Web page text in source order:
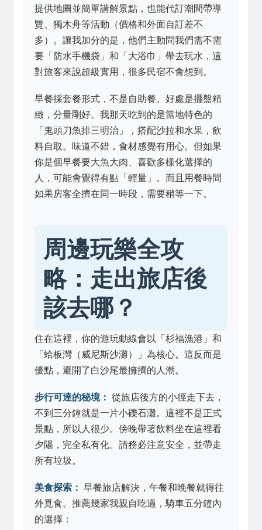
提供地圖並簡單講解景點，也能代訂潮間帶導
覽、獨木舟等活動（價格和外面自訂差不
多）。讓我加分的是，他們主動問我們需不需
要「防水手機袋」和「大浴巾」帶去玩水，這
對旅客來說超級實用，很多民宿不會想到。
早餐採套餐形式，不是自助餐。好處是擺盤精
緻，分量剛好。我那天吃到的是當地特色的
「鬼頭刀魚排三明治」，搭配沙拉和水果，飲
料自取。味道不錯，食材感覺有用心。但如果
你是個早餐要大魚大肉、喜歡多樣化選擇的
人，可能會覺得有點「輕量」。而且用餐時間
如果房客全擠在同一時段，需要稍等一下。
周邊玩樂全攻
略：走出旅店後
該去哪？
住在這裡，你的遊玩動線會以「杉福漁港」和
「蛤板灣（威尼斯沙灘）」為核心。這反而是
優點，避開了白沙尾最擁擠的人潮。
步行可達的秘境： 從旅店後方的小徑走下去，
不到三分鐘就是一片小礫石灘。這裡不是正式
景點，所以人很少。傍晚帶著飲料坐在這裡看
夕陽，完全私有化。請務必注意安全，並帶走
所有垃圾。
美食探索： 早餐旅店解決，午餐和晚餐就得往
外覓食。推薦幾家我親自吃過，騎車五分鐘內
的選擇：